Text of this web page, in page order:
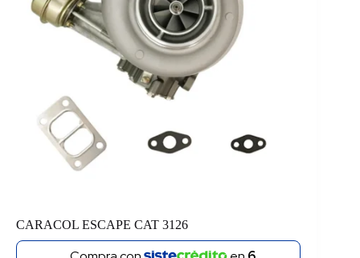
CARACOL ESCAPE CAT 3126